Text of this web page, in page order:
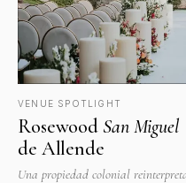
VENUE SPOTLIGHT
Rosewood San Miguel
de Allende
Una propiedad colonial